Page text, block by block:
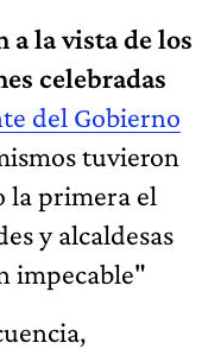
a la vista de los
celebradas
del Gobierno
tuvieron
la primera el
y alcaldesas
impecable"